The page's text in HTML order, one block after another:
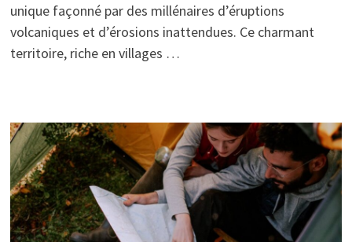
unique façonné par des millénaires d’éruptions
volcaniques et d’érosions inattendues. Ce charmant
territoire, riche en villages …